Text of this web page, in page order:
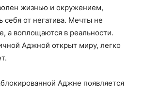
жизнью и окружением,
себя от негатива. Мечты не
а воплощаются в реальности.
Аджной открыт миру, легко
Аджне появляется